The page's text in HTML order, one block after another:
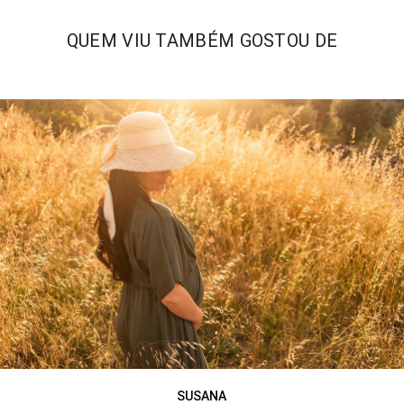
QUEM VIU TAMBÉM GOSTOU DE
SUSANA